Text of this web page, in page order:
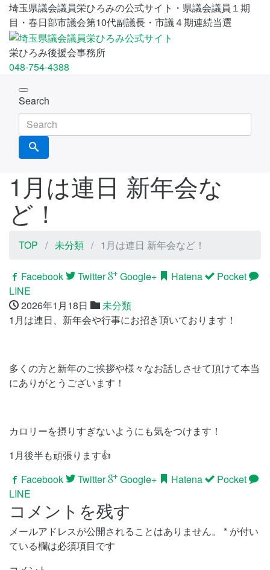
埼玉県議会議員栄ひろみの公式サイト・県議会議員１期
目・春日部市議会第10代副議長・市議４期連続当選
栄ひろみ後援会事務所
048-754-4388
Toggle
navigation
Search
1月は連日 新年会な
ど！
TOP 未分類 1月は連日 新年会など！
Facebook Twitter Google+ Hatena
Pocket
LINE
2026年1月18日
未分類
1月は連日、新年会や行事にお招き頂いております！
多くの方と新年のご挨拶や様々なお話しさせて頂けて本当
にありがとうございます！
カロリーを摂りすぎないようにも気をつけます！
1月後半も頑張ります👍
Facebook
Twitter Google+ Hatena
Pocket
LINE
コメントを残す
メールアドレスが公開されることはありません。 * が付い
ている欄は必須項目です